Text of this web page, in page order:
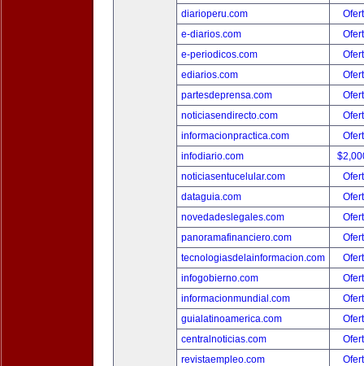
diarioperu.com
e-diarios.com
e-periodicos.com
ediarios.com
partesdeprensa.com
noticiasendirecto.com
informacionpractica.com
infodiario.com
noticiasentucelular.com
dataguia.com
novedadeslegales.com
panoramafinanciero.com
tecnologiasdelainformacion.com
infogobierno.com
informacionmundial.com
guialatinoamerica.com
centralnoticias.com
revistaempleo.com